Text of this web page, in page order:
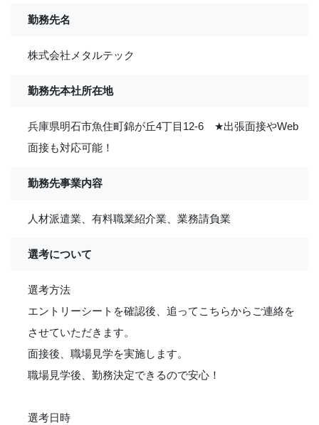
勤務先名
株式会社メタルテック
勤務先本社所在地
兵庫県明石市魚住町錦が丘4丁目12-6 ★出張面接やWeb
面接も対応可能！
勤務先事業内容
人材派遣業、有料職業紹介業、業務請負業
選考について
選考方法
エントリーシートを確認後、追ってこちらからご連絡を
させていただきます。
面接後、職場見学を実施します。
職場見学後、勤務決定できるので安心！
選考日時